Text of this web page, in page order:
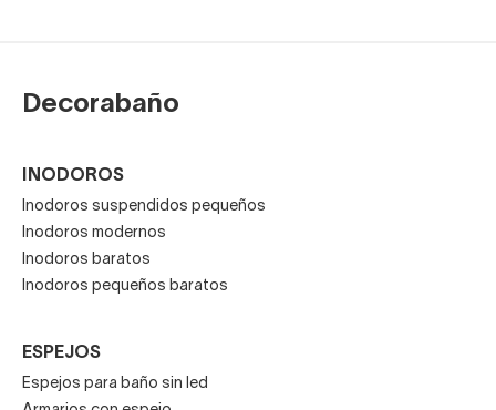
Decorabaño
INODOROS
Inodoros suspendidos pequeños
Inodoros modernos
Inodoros baratos
Inodoros pequeños baratos
ESPEJOS
Espejos para baño sin led